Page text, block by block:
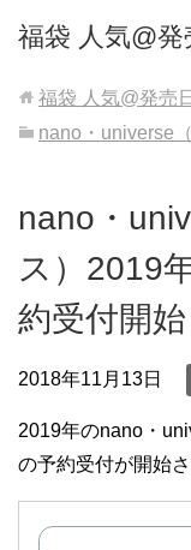
福袋 人気@
福袋 人気@発売
nano・universe
nano・
ス）2019
約受付開
2018年11月13日
2019年のnano・
の予約受付が開始さ